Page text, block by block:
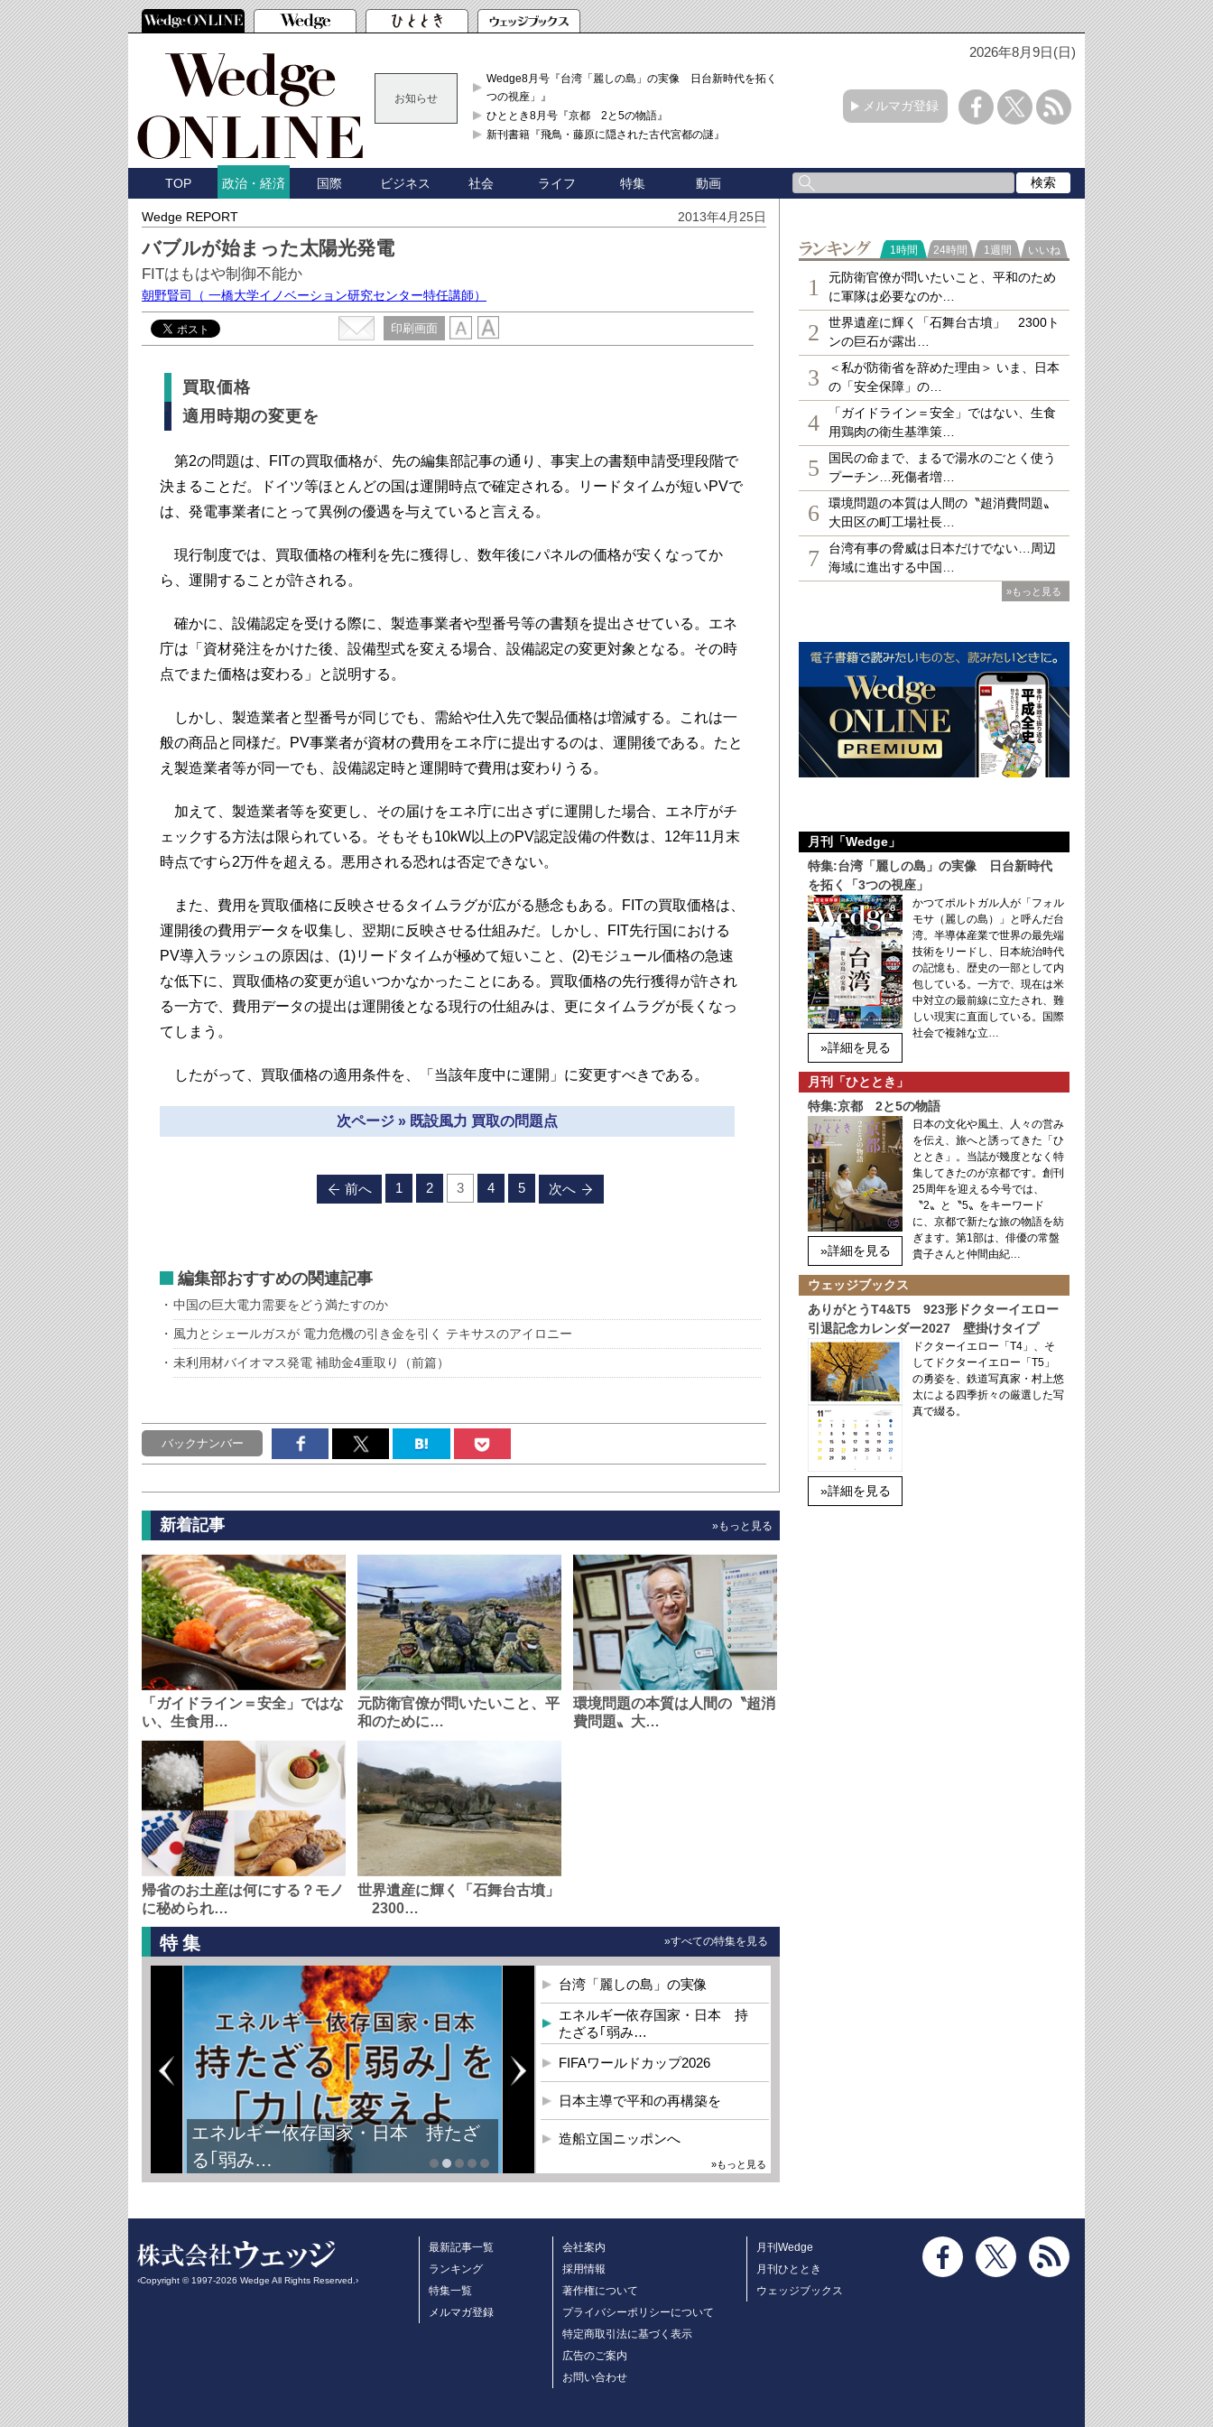
2026年8月9日(日)
お知らせ
Wedge8月号『台湾「麗しの島」の実像 日台新時代を拓く「3
つの視座」』
ひととき8月号『京都 2と5の物語』
新刊書籍『飛鳥・藤原に隠された古代宮都の謎』
メルマガ登録
TOP 政治・経済 国際 ビジネス 社会 ライフ 特集 動画
Wedge REPORT 2013年4月25日
バブルが始まった太陽光発電
FITはもはや制御不能か
朝野賢司 （ 一橋大学イノベーション研究センター特任講師）
印刷画面
買取価格
適用時期の変更を
第2の問題は、FITの買取価格が、先の編集部記事の通り、事実上の書類申請受理段階で
決まることだ。ドイツ等ほとんどの国は運開時点で確定される。リードタイムが短いPVで
は、発電事業者にとって異例の優遇を与えていると言える。
現行制度では、買取価格の権利を先に獲得し、数年後にパネルの価格が安くなってか
ら、運開することが許される。
確かに、設備認定を受ける際に、製造事業者や型番号等の書類を提出させている。エネ
庁は「資材発注をかけた後、設備型式を変える場合、設備認定の変更対象となる。その時
点でまた価格は変わる」と説明する。
しかし、製造業者と型番号が同じでも、需給や仕入先で製品価格は増減する。これは一
般の商品と同様だ。PV事業者が資材の費用をエネ庁に提出するのは、運開後である。たと
え製造業者等が同一でも、設備認定時と運開時で費用は変わりうる。
加えて、製造業者等を変更し、その届けをエネ庁に出さずに運開した場合、エネ庁がチ
ェックする方法は限られている。そもそも10kW以上のPV認定設備の件数は、12年11月末
時点ですら2万件を超える。悪用される恐れは否定できない。
また、費用を買取価格に反映させるタイムラグが広がる懸念もある。FITの買取価格は、
運開後の費用データを収集し、翌期に反映させる仕組みだ。しかし、FIT先行国における
PV導入ラッシュの原因は、(1)リードタイムが極めて短いこと、(2)モジュール価格の急速
な低下に、買取価格の変更が追いつかなかったことにある。買取価格の先行獲得が許され
る一方で、費用データの提出は運開後となる現行の仕組みは、更にタイムラグが長くなっ
てしまう。
したがって、買取価格の適用条件を、「当該年度中に運開」に変更すべきである。
次ページ » 既設風力 買取の問題点
前へ 1 2 3 4 5 次へ
編集部おすすめの関連記事
中国の巨大電力需要をどう満たすのか
風力とシェールガスが 電力危機の引き金を引く テキサスのアイロニー
未利用材バイオマス発電 補助金4重取り（前篇）
バックナンバー
新着記事 »もっと見る
「ガイドライン＝安全」ではな
い、生食用…
元防衛官僚が問いたいこと、平
和のために…
環境問題の本質は人間の〝超消
費問題〟大…
帰省のお土産は何にする？モノ
に秘められ…
世界遺産に輝く「石舞台古墳」
2300…
特集 »すべての特集を見る
エネルギー依存国家・日本 持たざ
る｢弱み…
台湾「麗しの島」の実像
エネルギー依存国家・日本 持
たざる｢弱み…
FIFAワールドカップ2026
日本主導で平和の再構築を
造船立国ニッポンへ
»もっと見る
ランキング
1時間 24時間 1週間 いいね
1
元防衛官僚が問いたいこと、平和のため
に軍隊は必要なのか…
2
世界遺産に輝く「石舞台古墳」 2300ト
ンの巨石が露出…
3
＜私が防衛省を辞めた理由＞ いま、日本
の「安全保障」の…
4
「ガイドライン＝安全」ではない、生食
用鶏肉の衛生基準策…
5
国民の命まで、まるで湯水のごとく使う
プーチン…死傷者増…
6
環境問題の本質は人間の〝超消費問題〟
大田区の町工場社長…
7
台湾有事の脅威は日本だけでない…周辺
海域に進出する中国…
»もっと見る
月刊「Wedge」
特集:台湾「麗しの島」の実像 日台新時代
を拓く「3つの視座」
»詳細を見る
かつてポルトガル人が「フォル
モサ（麗しの島）」と呼んだ台
湾。半導体産業で世界の最先端
技術をリードし、日本統治時代
の記憶も、歴史の一部として内
包している。一方で、現在は米
中対立の最前線に立たされ、難
しい現実に直面している。国際
社会で複雑な立…
月刊「ひととき」
特集:京都 2と5の物語
»詳細を見る
日本の文化や風土、人々の営み
を伝え、旅へと誘ってきた「ひ
ととき」。当誌が幾度となく特
集してきたのが京都です。創刊
25周年を迎える今号では、
〝2〟と〝5〟をキーワード
に、京都で新たな旅の物語を紡
ぎます。第1部は、俳優の常盤
貴子さんと仲間由紀…
ウェッジブックス
ありがとうT4&T5 923形ドクターイエロー
引退記念カレンダー2027 壁掛けタイプ
»詳細を見る
ドクターイエロー「T4」、そ
してドクターイエロー「T5」
の勇姿を、鉄道写真家・村上悠
太による四季折々の厳選した写
真で綴る。
‹Copyright © 1997-2026 Wedge All Rights Reserved.›
最新記事一覧
ランキング
特集一覧
メルマガ登録
会社案内
採用情報
著作権について
プライバシーポリシーについて
特定商取引法に基づく表示
広告のご案内
お問い合わせ
月刊Wedge
月刊ひととき
ウェッジブックス